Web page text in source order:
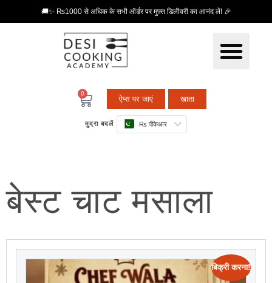
🚚✨ ₨1000 से अधिक के सभी ऑर्डर पर मुफ़्त डिलीवरी का आनंद लें! 🎉
0
ऐप्स पर जाएं खाता
मुद्रा बदलें ₨ पीकेआर
बेस्ट चाट मसाला
बिक्री करना!